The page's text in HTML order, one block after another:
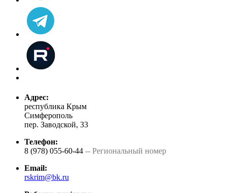
Адрес:
республика Крым
Симферополь
пер. Заводской, 33
Телефон:
8 (978) 055-60-44 -- Региональный номер
Email:
rskrim@bk.ru